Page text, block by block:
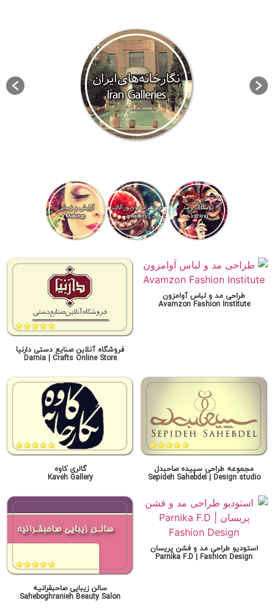
طراحی مد و لباس آوامزون
Avamzon Fashion Institute
فروشگاه آنلاین صنایع دستی دارنیا
Darnia | Crafts Online Store
مجموعه طراحی سپیده صاحبدل
Sepideh Sahebdel | Design studio
گالری کاوه
Kaveh Gallery
استودیو طراحی مد و فشن پریسان
Parnika F.D | Fashion Design
سالن زیبایی صاحبقرانیه
Saheboghranieh Beauty Salon